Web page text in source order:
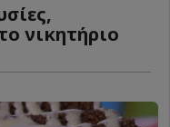
νικητήριο